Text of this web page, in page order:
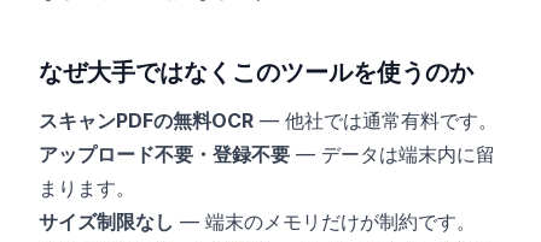
なぜ大手ではなくこのツールを使うのか
スキャンPDFの無料OCR — 他社では通常有料です。
アップロード不要・登録不要 — データは端末内に留
まります。
サイズ制限なし — 端末のメモリだけが制約です。